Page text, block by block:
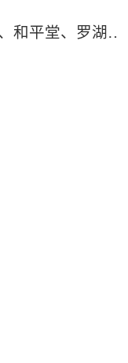
2024年4月28日 基督教深圳堂、和平堂、罗湖堂主日崇拜